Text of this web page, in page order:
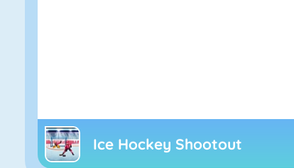
Ice Hockey Shootout